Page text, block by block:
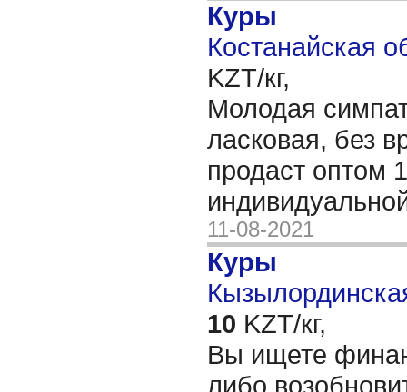
Куры
Костанайская
KZT/кг,
Молодая
ласковая, без
продаст оптом
11-08-2021
Куры
10 KZT/кг,
Вы ищете
либо